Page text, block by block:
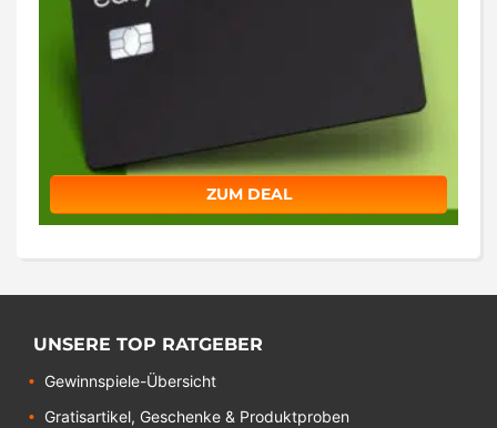
ZUM DEAL
UNSERE TOP RATGEBER
Gewinnspiele-Übersicht
Gratisartikel, Geschenke & Produktproben